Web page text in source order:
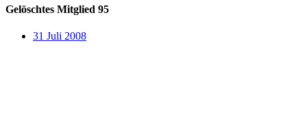
Gelöschtes Mitglied 95
31 Juli 2008